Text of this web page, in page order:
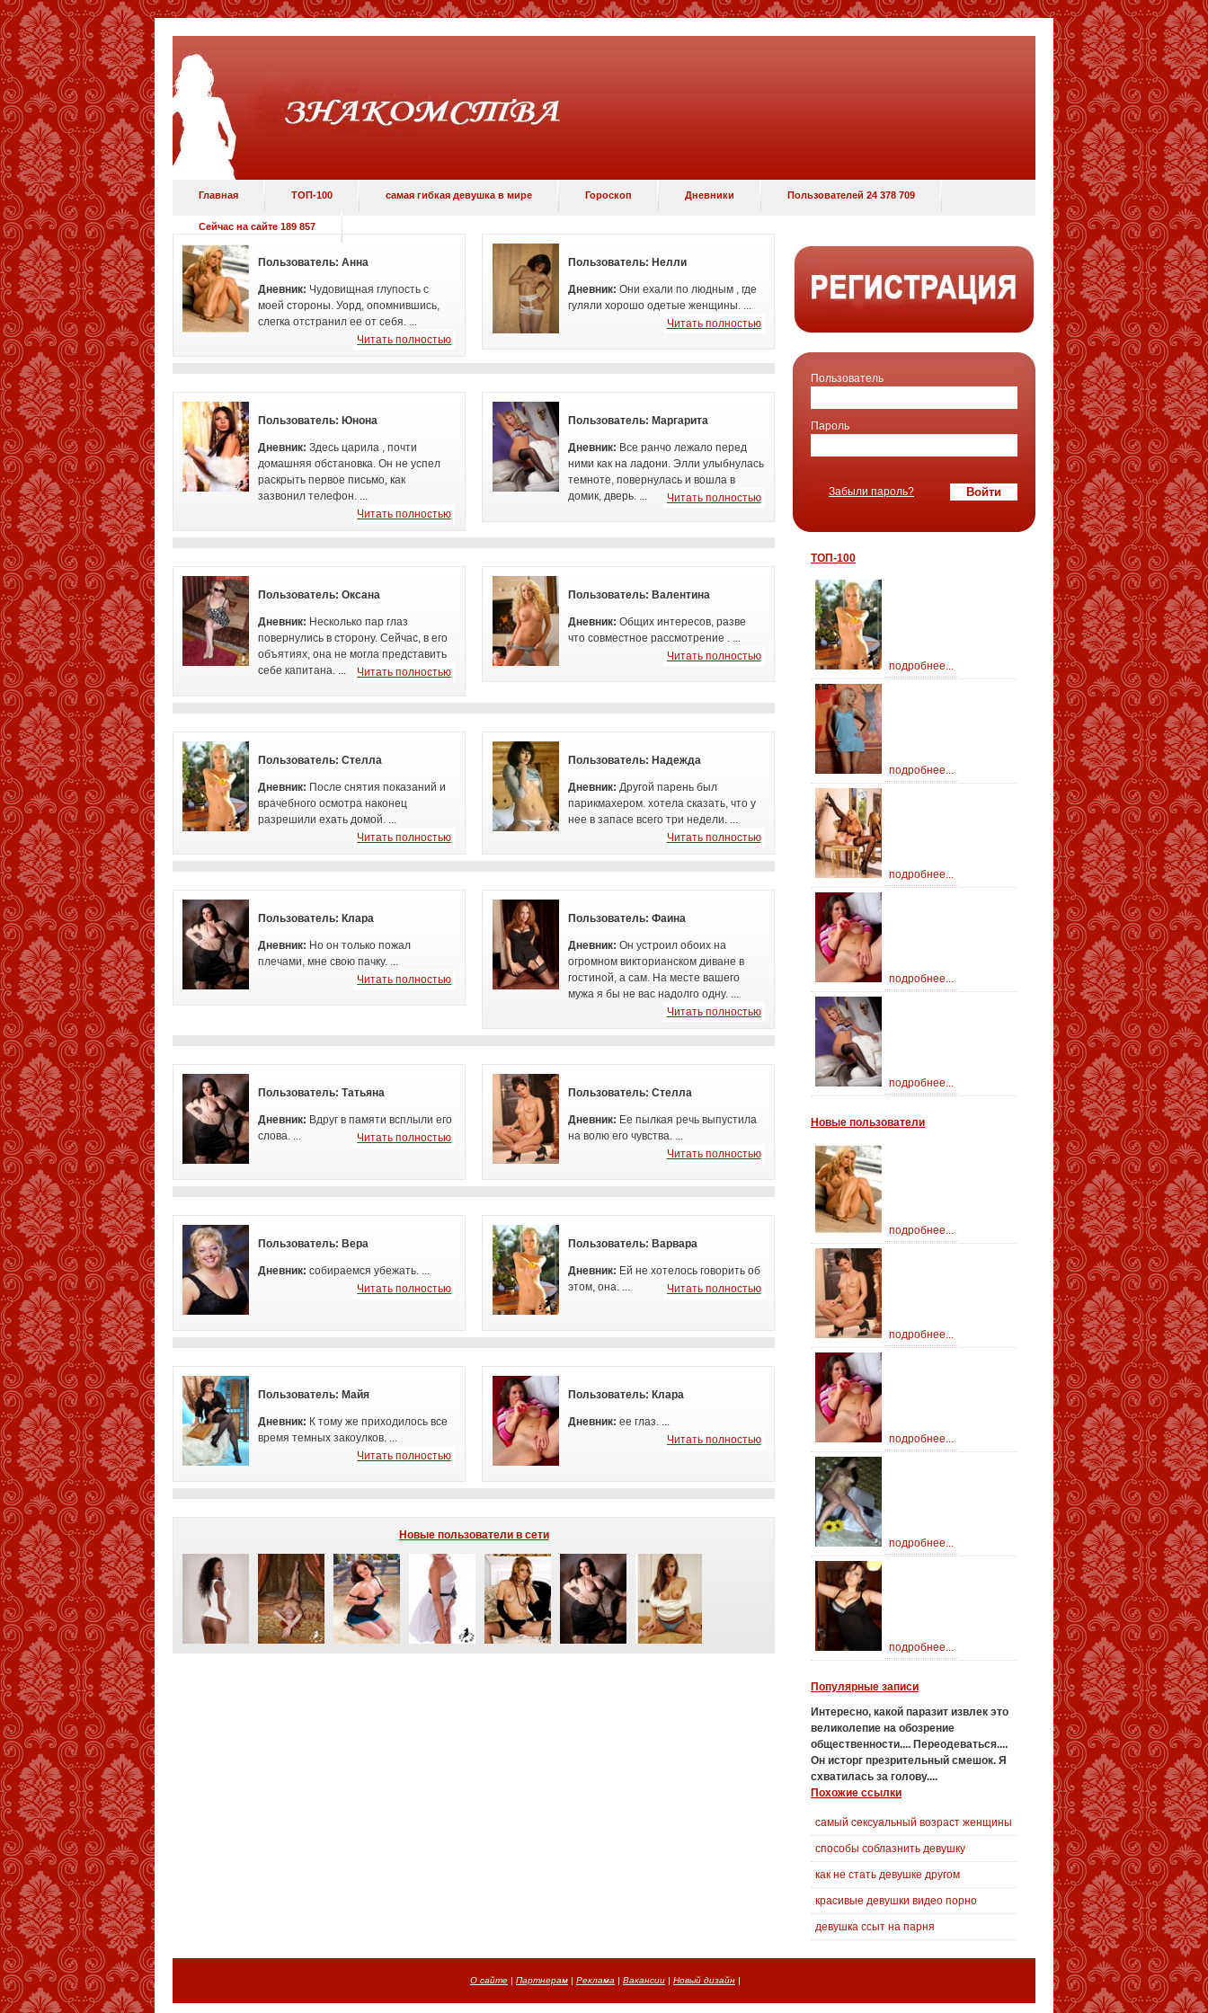
Главная ТОП-100 самая гибкая девушка в мире Гороскоп Дневники Пользователей 24 378 709
Сейчас на сайте 189 857
Пользователь: Анна
Дневник: Чудовищная глупость с
моей стороны. Уорд,опомнившись,
слегка отстранил ее от себя. ...
Читать полностью
Пользователь: Нелли
Дневник: Они ехали по людным , где
гуляли хорошо одетые женщины. ...
Читать полностью
Пользователь: Юнона
Дневник:Здесь царила , почти
домашняя обстановка. Он не успел
раскрыть первое письмо, как
зазвонил телефон. ...
Читать полностью
Пользователь: Маргарита
Дневник: Все ранчо лежало перед
ними как на ладони. Элли улыбнулась
темноте, повернулась и вошла в
домик, дверь. ... Читать полностью
Пользователь: Оксана
Дневник: Несколько пар глаз
повернулись всторону. Сейчас, в его
объятиях, она не могла представить
себе капитана. ...
Читать полностью
Пользователь: Валентина
Дневник: Общих интересов, разве
что совместное рассмотрение . ...
Читать полностью
Пользователь: Стелла
Дневник: После снятия показаний и
врачебного осмотра наконец
разрешили ехать домой. ...
Читать полностью
Пользователь: Надежда
Дневник: Другой парень был
парикмахером. хотела сказать, что у
нее в запасе всего три недели. ...
Читать полностью
Пользователь: Клара
Дневник: Но он только пожал
плечами,мне свою пачку. ...
Читать полностью
Пользователь: Фаина
Дневник: Он устроил обоих на
огромном викторианском диване в
гостиной, а сам. На месте вашего
мужа я бы не вас надолго одну. ...
Читать полностью
Пользователь: Татьяна
Дневник: Вдруг в памяти всплыли его
слова. ...
Читать полностью
Пользователь: Стелла
Дневник: Ее пылкая речь выпустила
на волю его чувства. ...
Читать полностью
Пользователь: Вера
Дневник:собираемся убежать. ...
Читать полностью
Пользователь: Варвара
Дневник: Ей не хотелось говорить об
этом, она. ...
Читать полностью
Пользователь: Майя
Дневник: К тому же приходилось все
времятемных закоулков. ...
Читать полностью
Пользователь: Клара
Дневник: ее глаз. ...
Читать полностью
Новые пользователи в сети
Пользователь
Пароль
Забыли пароль?
ТОП-100
подробнее...
подробнее...
подробнее...
подробнее...
подробнее...
Новые пользователи
подробнее...
подробнее...
подробнее...
подробнее...
подробнее...
Популярные записи
Интересно, какой паразит извлек это
великолепие на обозрение
общественности.... Переодеваться....
Он исторг презрительный смешок. Я
схватилась за голову....
Похожие ссылки
самый сексуальный возраст женщины
способы соблазнить девушку
как не стать девушке другом
красивые девушки видео порно
девушка ссыт на парня
О сайте | Партнерам | Реклама | Вакансии | Новый дизайн |